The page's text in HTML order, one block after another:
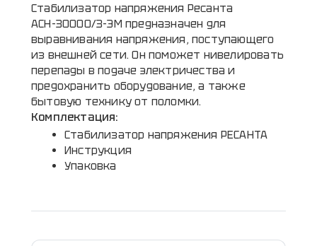
Стабилизатор напряжения Ресанта
АСН-30000/3-ЭМ предназначен для
выравнивания напряжения, поступающего
из внешней сети. Он поможет нивелировать
перепады в подаче электричества и
предохранить оборудование, а также
бытовую технику от поломки.
Комплектация:
Стабилизатор напряжения РЕСАНТА
Инструкция
Упаковка